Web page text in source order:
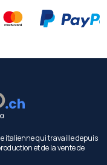
italienne qui travaille depuis
et de la vente de